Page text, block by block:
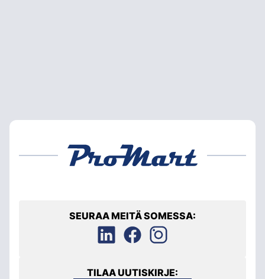
SEURAA MEITÄ SOMESSA:
TILAA UUTISKIRJE: